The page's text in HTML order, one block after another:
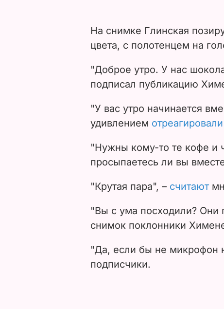
На снимке Глинская
цвета, с полотенцем на
"Доброе утро. У нас
подписал публикацию
"У вас утро начинается
удивлением отреагировали
"Нужны кому-то те кофе и
"Крутая пара", –
"Вы с ума посходили? Они
"Да, если бы не микрофон